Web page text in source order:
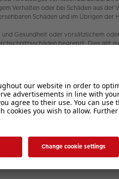
Verhalten oder bei Schäden aus
Schäden und im Übrigen
Gesundheit oder vorsätzlichem
begrenzt. Dies gilt
von CEWE.
Bestimmungen,
und den Schutz der
Personen und CEWE (siehe
Datenverlust seitens CEWE nicht
sein, tritt an ihre Stelle die
Härte darstellen würde,
Deutschland unter